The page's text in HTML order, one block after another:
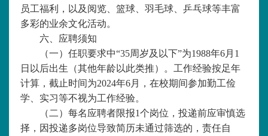
员工福利，以及阅览、篮球、羽毛球、乒乓球等丰富
多彩的业余文化活动。
六、应聘须知
（一）任职要求中“35周岁及以下”为1988年6月 1
日以后出生（其他年龄以此类推）。工作经验按足年
计算，截止时间为2024年6月，在校期间参加勤工俭
学、实习等不视为工作经验。
（二）每名应聘者限报1个岗位，投递前应审慎选
择，因投递多岗位导致简历未通过筛选的，责任自